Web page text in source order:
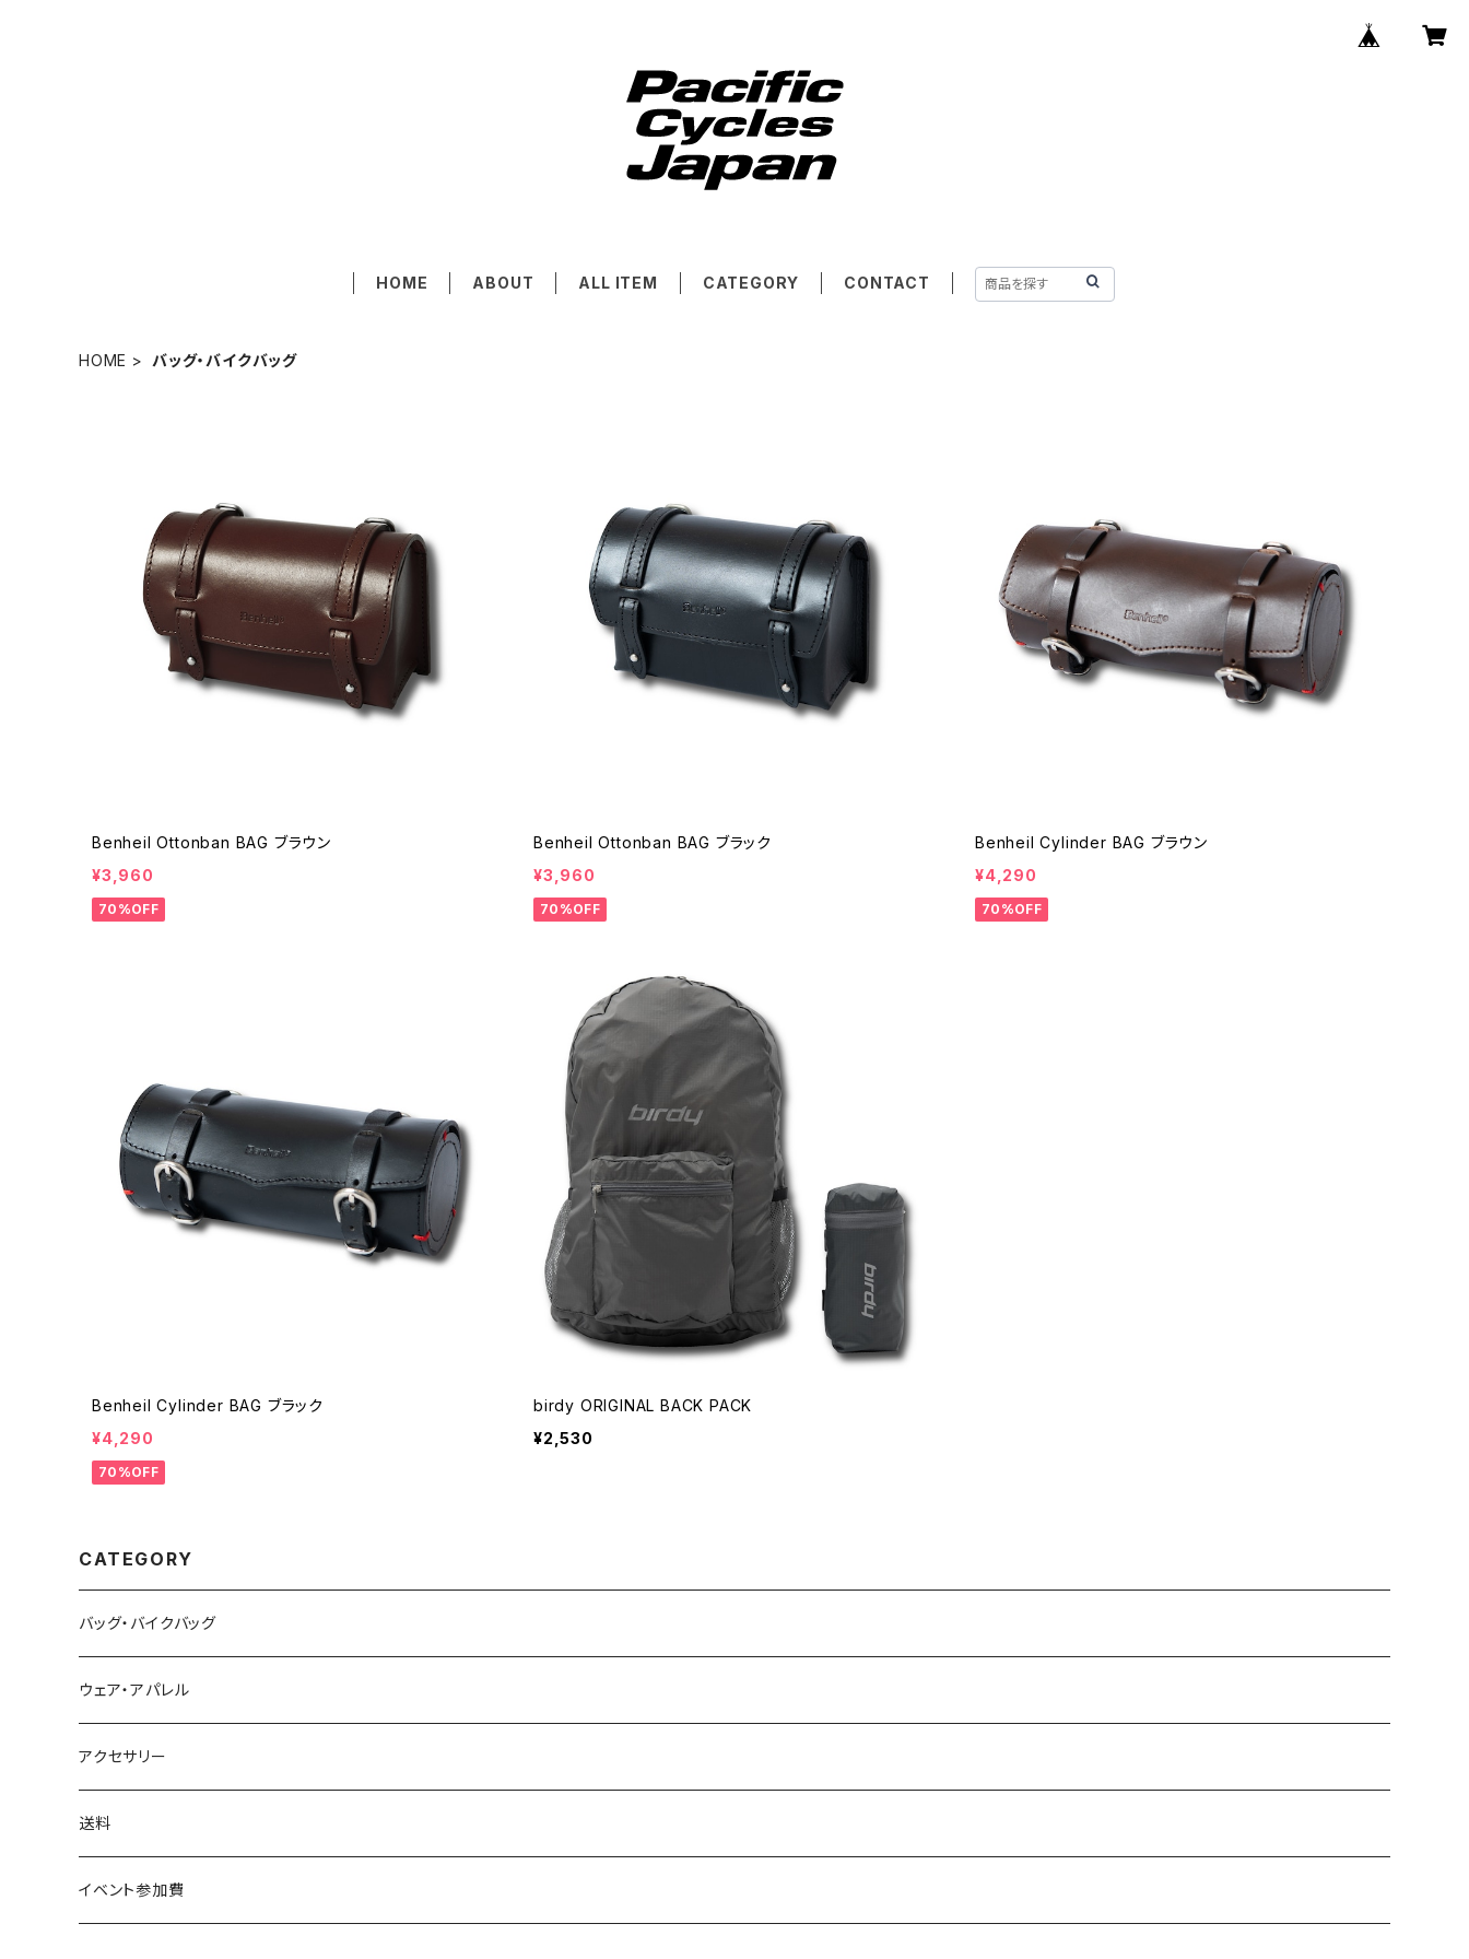
HOME ABOUT ALL ITEM CATEGORY CONTACT
HOME バッグ・バイクバッグ
Benheil Ottonban BAG ブラウン
¥3,960
70%OFF
Benheil Ottonban BAG ブラック
¥3,960
70%OFF
Benheil Cylinder BAG ブラウン
¥4,290
70%OFF
Benheil Cylinder BAG ブラック
¥4,290
70%OFF
birdy ORIGINAL BACK PACK
¥2,530
CATEGORY
バッグ・バイクバッグ
ウェア・アパレル
アクセサリー
送料
イベント参加費